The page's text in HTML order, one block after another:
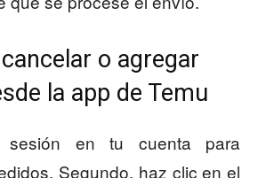
o agregar
la app de Temu
sesión en tu cuenta para
Segundo, haz clic en el